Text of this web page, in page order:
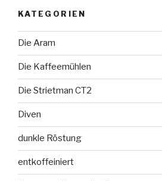
KATEGORIEN
Die Aram
Die Kaffeemühlen
Die Strietman CT2
Diven
dunkle Röstung
entkoffeiniert